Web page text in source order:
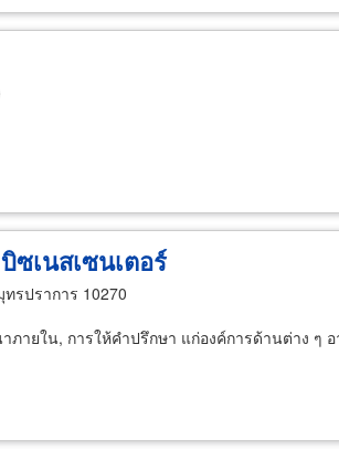
เนสเซนเตอร์
รปราการ 10270
ายใน, การให้คำปรึกษา แก่องค์การด้านต่าง ๆ